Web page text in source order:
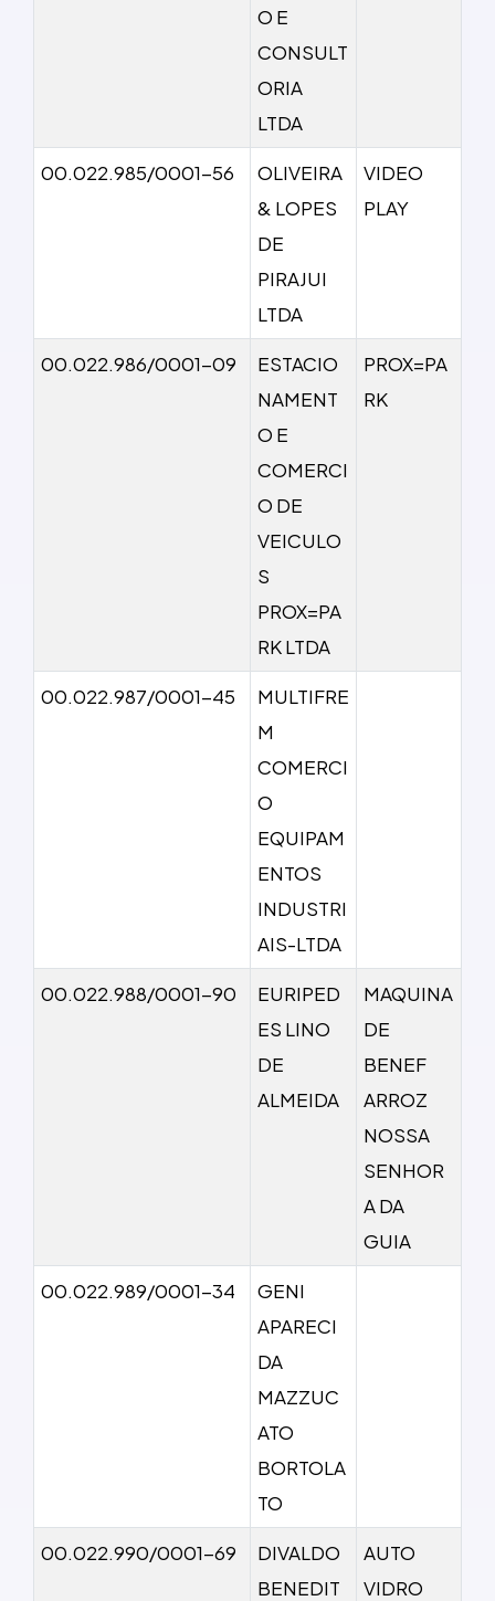
O E
CONSULT
ORIA
LTDA
00.022.985/0001-56
OLIVEIRA
& LOPES
DE
PIRAJUI
LTDA
VIDEO
PLAY
00.022.986/0001-09
ESTACIO
NAMENT
O E
COMERCI
O DE
VEICULO
S
PROX=PA
RK LTDA
PROX=PA
RK
00.022.987/0001-45
MULTIFRE
M
COMERCI
O
EQUIPAM
ENTOS
INDUSTRI
AIS-LTDA
00.022.988/0001-90
EURIPED
ES LINO
DE
ALMEIDA
MAQUINA
DE
BENEF
ARROZ
NOSSA
SENHOR
A DA
GUIA
00.022.989/0001-34
GENI
APARECI
DA
MAZZUC
ATO
BORTOLA
TO
00.022.990/0001-69
DIVALDO
BENEDIT
AUTO
VIDRO